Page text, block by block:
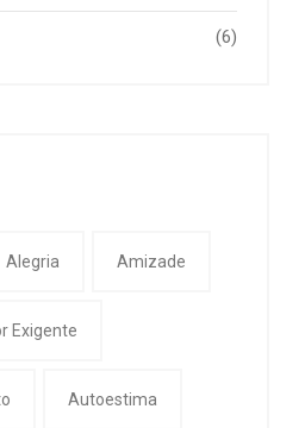
(6)
Alegria Amizade
Exigente
Autoestima